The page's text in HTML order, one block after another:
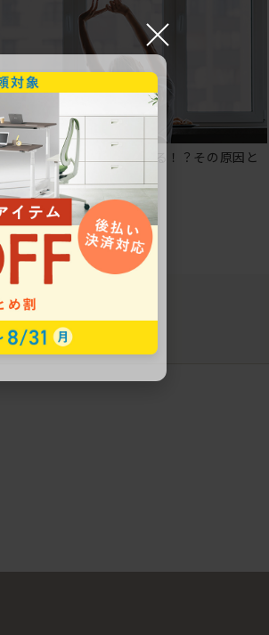
椅子に座っているのに疲れる！？その原因と
疲れにくいチェアの選び方
×